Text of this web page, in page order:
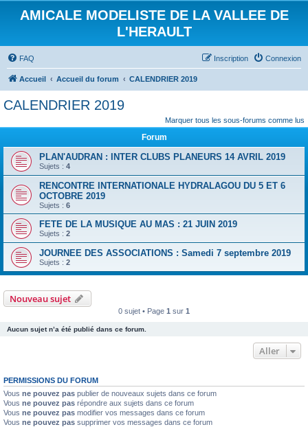
AMICALE MODELISTE DE LA VALLEE DE
L'HERAULT
FAQ Connexion
Inscription
Accueil Accueil du forum CALENDRIER 2019
CALENDRIER 2019
Marquer tous les sous-forums comme lus
Forum
PLAN'AUDRAN : INTER CLUBS PLANEURS 14 AVRIL 2019
Sujets : 4
RENCONTRE INTERNATIONALE HYDRALAGOU DU 5 ET 6
OCTOBRE 2019
Sujets : 6
FETE DE LA MUSIQUE AU MAS : 21 JUIN 2019
Sujets : 2
JOURNEE DES ASSOCIATIONS : Samedi 7 septembre 2019
Sujets : 2
Nouveau sujet
0 sujet • Page 1 sur 1
Aucun sujet n’a été publié dans ce forum.
Aller
PERMISSIONS DU FORUM
Vous ne pouvez pas publier de nouveaux sujets dans ce forum
Vous ne pouvez pas répondre aux sujets dans ce forum
Vous ne pouvez pas modifier vos messages dans ce forum
Vous ne pouvez pas supprimer vos messages dans ce forum